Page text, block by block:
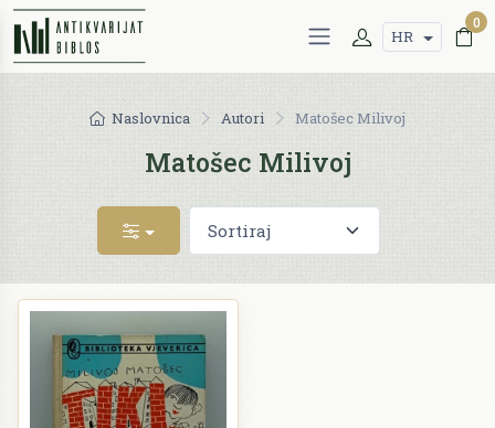
HR
0
Naslovnica Autori Matošec Milivoj
Matošec Milivoj